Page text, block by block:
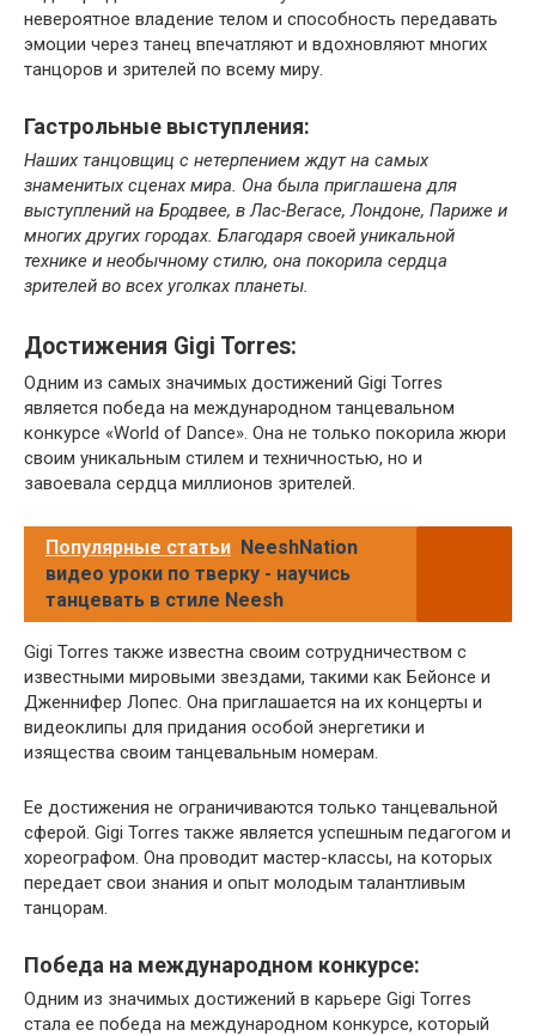
невероятное владение телом и способность передавать
эмоции через танец впечатляют и вдохновляют многих
танцоров и зрителей по всему миру.
Гастрольные выступления:
Наших танцовщиц с нетерпением ждут на самых
знаменитых сценах мира. Она была приглашена для
выступлений на Бродвее, в Лас-Вегасе, Лондоне, Париже и
многих других городах. Благодаря своей уникальной
технике и необычному стилю, она покорила сердца
зрителей во всех уголках планеты.
Достижения Gigi Torres:
Одним из самых значимых достижений Gigi Torres
является победа на международном танцевальном
конкурсе «World of Dance». Она не только покорила жюри
своим уникальным стилем и техничностью, но и
завоевала сердца миллионов зрителей.
Популярные статьи NeeshNation
видео уроки по тверку - научись
танцевать в стиле Neesh
Gigi Torres также известна своим сотрудничеством с
известными мировыми звездами, такими как Бейонсе и
Дженнифер Лопес. Она приглашается на их концерты и
видеоклипы для придания особой энергетики и
изящества своим танцевальным номерам.
Ее достижения не ограничиваются только танцевальной
сферой. Gigi Torres также является успешным педагогом и
хореографом. Она проводит мастер-классы, на которых
передает свои знания и опыт молодым талантливым
танцорам.
Победа на международном конкурсе:
Одним из значимых достижений в карьере Gigi Torres
стала ее победа на международном конкурсе, который